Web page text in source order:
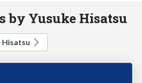
by Yusuke Hisatsu
Hisatsu